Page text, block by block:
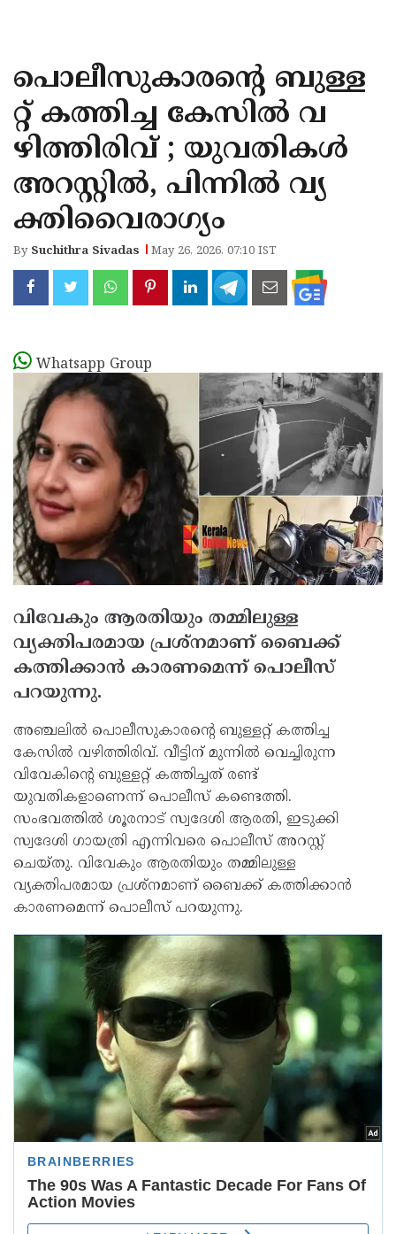
KANNUR
KASARAGOD
പൊലീസുകാരന്റെ ബുള്ള
റ്റ് കത്തിച്ച കേസില്‍ വ
ഴിത്തിരിവ് ; യുവതികള്‍
അറസ്റ്റില്‍, പിന്നില്‍ വ്യ
ക്തിവൈരാഗ്യം
By Suchithra Sivadas May 26, 2026, 07:10 IST
Whatsapp Group
വിവേകും ആരതിയും തമ്മിലുള്ള
വ്യക്തിപരമായ പ്രശ്‌നമാണ് ബൈക്ക്
കത്തിക്കാന്‍ കാരണമെന്ന് പൊലീസ്
പറയുന്നു.
അഞ്ചലില്‍ പൊലീസുകാരന്റെ ബുള്ളറ്റ് കത്തിച്ച
കേസില്‍ വഴിത്തിരിവ്. വീട്ടിന് മുന്നില്‍ വെച്ചിരുന്ന
വിവേകിന്റെ ബുള്ളറ്റ് കത്തിച്ചത് രണ്ട്
യുവതികളാണെന്ന് പൊലീസ് കണ്ടെത്തി.
സംഭവത്തില്‍ ശൂരനാട് സ്വദേശി ആരതി, ഇടുക്കി
സ്വദേശി ഗായത്രി എന്നിവരെ പൊലീസ് അറസ്റ്റ്
ചെയ്തു. വിവേകും ആരതിയും തമ്മിലുള്ള
വ്യക്തിപരമായ പ്രശ്‌നമാണ് ബൈക്ക് കത്തിക്കാന്‍
കാരണമെന്ന് പൊലീസ് പറയുന്നു.